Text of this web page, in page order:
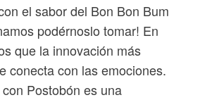
el sabor del Bon Bon Bum
podérnoslo tomar! En
que la innovación más
conecta con las emociones.
Postobón es una